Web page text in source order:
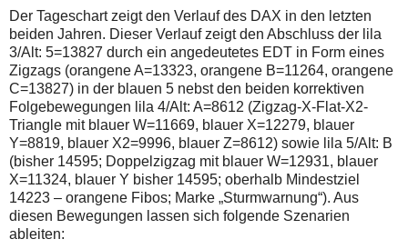
um
Kontaktaufnahme
per
Mail
robbys-
elliottwellen@online.de.
Bis
zur
Lösung
des
Problems
sind
die
Post
auch
auf
der
Der Tageschart zeigt den Verlauf des DAX in den letzten
beiden Jahren. Dieser Verlauf zeigt den Abschluss der lila
3/Alt: 5=13827 durch ein angedeutetes EDT in Form eines
Zigzags (orangene A=13323, orangene B=11264, orangene
C=13827) in der blauen 5 nebst den beiden korrektiven
Folgebewegungen lila 4/Alt: A=8612 (Zigzag-X-Flat-X2-
Triangle mit blauer W=11669, blauer X=12279, blauer
Y=8819, blauer X2=9996, blauer Z=8612) sowie lila 5/Alt: B
(bisher 14595; Doppelzigzag mit blauer W=12931, blauer
X=11324, blauer Y bisher 14595; oberhalb Mindestziel
14223 – orangene Fibos; Marke „Sturmwarnung“). Aus
diesen Bewegungen lassen sich folgende Szenarien
ableiten: